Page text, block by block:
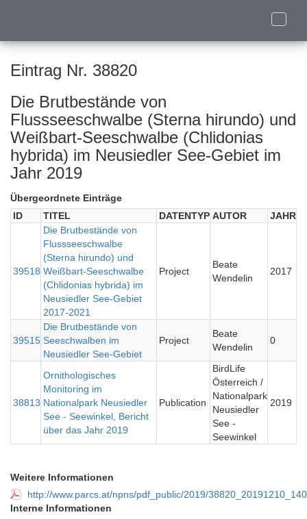
Toggle
Eintrag Nr. 38820
Die Brutbestände von
Flussseeschwalbe (Sterna hirundo) und
Weißbart-Seeschwalbe (Chlidonias
hybrida) im Neusiedler See-Gebiet im
Jahr 2019
Übergeordnete Einträge
ID
TITEL DATENTYP AUTOR JAHR
39518
Die Brutbestände von
Flussseeschwalbe
(Sterna hirundo) und
Weißbart-Seeschwalbe
(Chlidonias hybrida) im
Neusiedler See-Gebiet
2017-2021
Project
Beate
Wendelin
2017
39515
Die Brutbestände von
Seeschwalben im
Neusiedler See-Gebiet
Project
Beate
Wendelin
0
38813
Ornithologisches
Monitoring im
Nationalpark Neusiedler
See - Seewinkel, Bericht
über das Jahr 2019
Publication
BirdLife
Österreich /
Nationalpark
Neusiedler
See -
Seewinkel
2019
Weitere Informationen
http://www.parcs.at/npns/pdf_public/2019/
Interne Informationen